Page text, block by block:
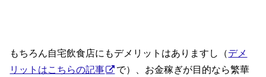
もちろん自宅飲食店にもデメリットはありますし（デメ
リットはこちらの記事
で）、お金稼ぎが目的なら繁華